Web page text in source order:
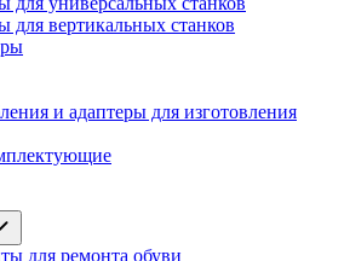
для вертикальных станков
и адаптеры для изготовления
для ремонта обуви